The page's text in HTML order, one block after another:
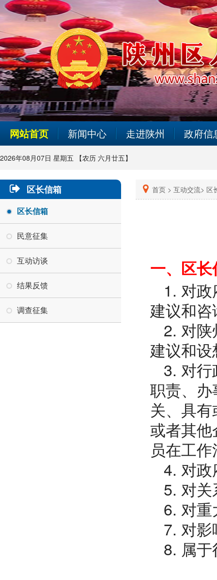
网站首页 新闻中心 走进陕州 政府信
2026年08月07日 星期五 【农历 六月廿五】
区长信箱
区长信箱
民意征集
互动访谈
结果反馈
调查征集
首页 > 互动交流> 区
一、区
1. 对
建议和
2. 对
建议和
3. 对
职责、
关、具
或者其
员在工
4. 对
5. 对
6. 对
7. 对
8. 属